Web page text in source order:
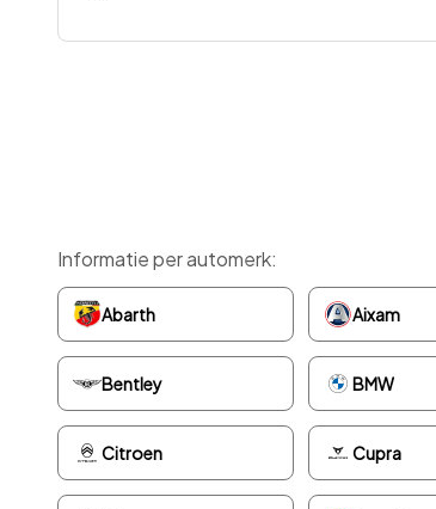
Informatie per automerk:
Abarth Aixam
Bentley BMW
Citroen Cupra